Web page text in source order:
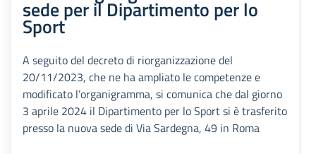
sede per il Dipartimento per lo
Sport
A seguito del decreto di riorganizzazione del
20/11/2023, che ne ha ampliato le competenze e
modificato l’organigramma, si comunica che dal giorno
3 aprile 2024 il Dipartimento per lo Sport si è trasferito
presso la nuova sede di Via Sardegna, 49 in Roma